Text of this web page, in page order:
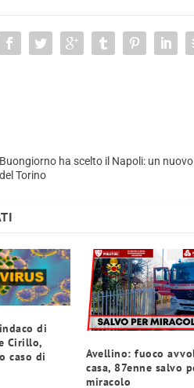
ha scelto il Napoli: un nuovo
Torino
di
Cirillo,
caso di
Avellino: fuoco
casa, 87enne salvo
miracolo